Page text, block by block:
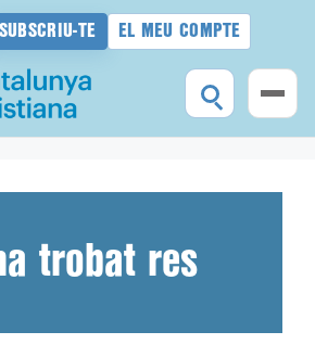
SUBSCRIU-TE EL MEU COMPTE
trobat res